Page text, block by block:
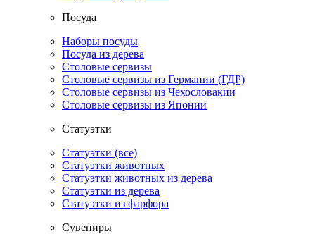
Посуда
Наборы посуды
Посуда из дерева
Столовые сервизы
Столовые сервизы из Германии (ГДР)
Столовые сервизы из Чехословакии
Столовые сервизы из Японии
Статуэтки
Статуэтки (все)
Статуэтки животных
Статуэтки животных из дерева
Статуэтки из дерева
Статуэтки из фарфора
Сувениры